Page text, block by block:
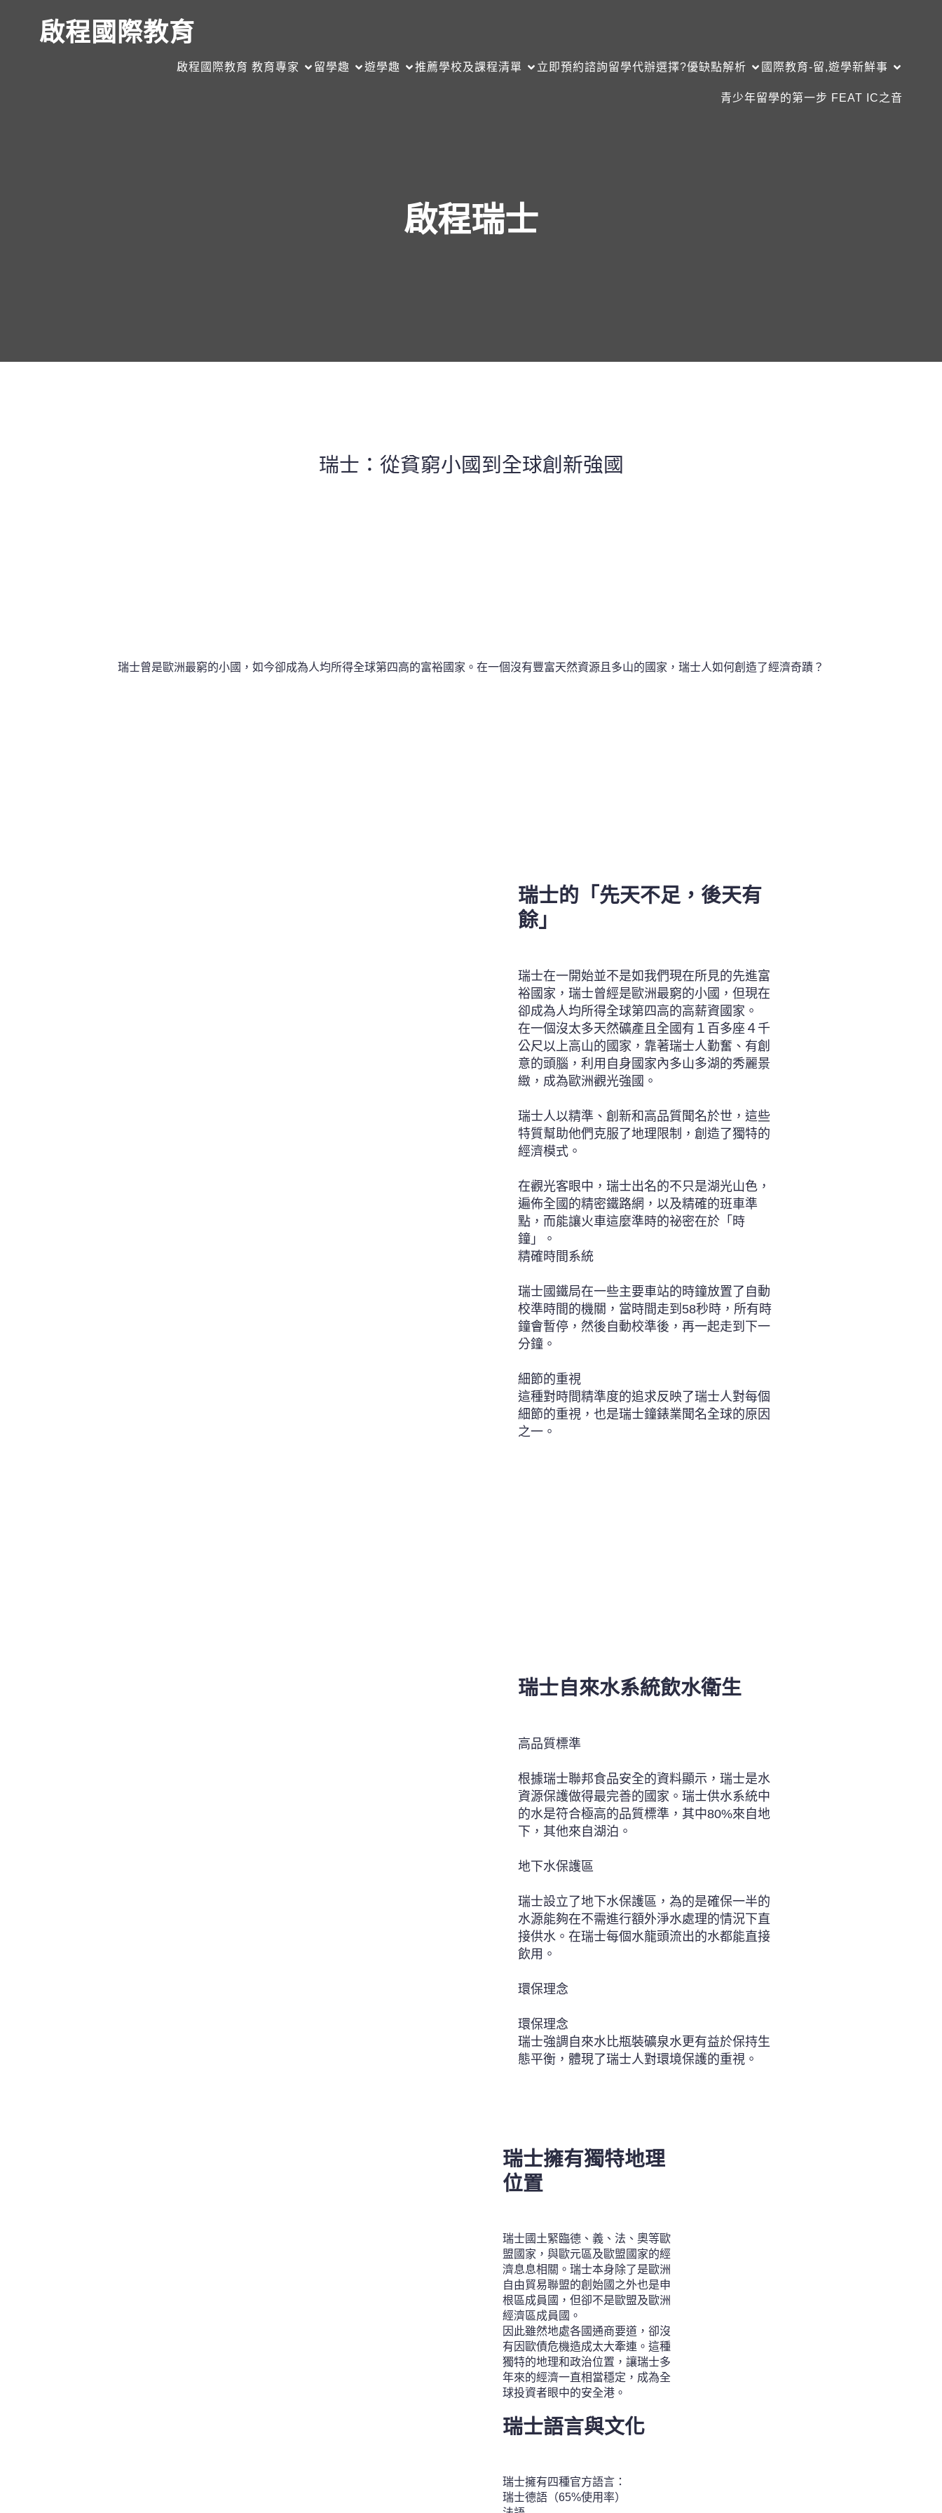
啟程國際教育
啟程國際教育 教育專家 留學趣 遊學趣 推薦學校及課程清單 立即預約諮詢留學代辦選擇?優缺點解析 國際教育-留,遊學新鮮事
青少年留學的第一步 FEAT IC之音
啟程瑞士
瑞士：從貧窮小國到全球創新強國
瑞士曾是歐洲最窮的小國，如今卻成為人均所得全球第四高的富裕國家。在一個沒有豐富天然資源且多山的國家，瑞士人如何創造了經濟奇蹟？
瑞士的「先天不足，後天有
餘」
瑞士在一開始並不是如我們現在所見的先進富
裕國家，瑞士曾經是歐洲最窮的小國，但現在
卻成為人均所得全球第四高的高薪資國家。
在一個沒太多天然礦產且全國有１百多座４千
公尺以上高山的國家，靠著瑞士人勤奮、有創
意的頭腦，利用自身國家內多山多湖的秀麗景
緻，成為歐洲觀光強國。
瑞士人以精準、創新和高品質聞名於世，這些
特質幫助他們克服了地理限制，創造了獨特的
經濟模式。
在觀光客眼中，瑞士出名的不只是湖光山色，
遍佈全國的精密鐵路網，以及精確的班車準
點，而能讓火車這麼準時的祕密在於「時
鐘」。
精確時間系統
瑞士國鐵局在一些主要車站的時鐘放置了自動
校準時間的機關，當時間走到58秒時，所有時
鐘會暫停，然後自動校準後，再一起走到下一
分鐘。
細節的重視
這種對時間精準度的追求反映了瑞士人對每個
細節的重視，也是瑞士鐘錶業聞名全球的原因
之一。
瑞士自來水系統飲水衛生
高品質標準
根據瑞士聯邦食品安全的資料顯示，瑞士是水
資源保護做得最完善的國家。瑞士供水系統中
的水是符合極高的品質標準，其中80%來自地
下，其他來自湖泊。
地下水保護區
瑞士設立了地下水保護區，為的是確保一半的
水源能夠在不需進行額外淨水處理的情況下直
接供水。在瑞士每個水龍頭流出的水都能直接
飲用。
環保理念
環保理念
瑞士強調自來水比瓶裝礦泉水更有益於保持生
態平衡，體現了瑞士人對環境保護的重視。
瑞士擁有獨特地理
位置
瑞士國土緊臨德、義、法、奧等歐
盟國家，與歐元區及歐盟國家的經
濟息息相關。瑞士本身除了是歐洲
自由貿易聯盟的創始國之外也是申
根區成員國，但卻不是歐盟及歐洲
經濟區成員國。
因此雖然地處各國通商要道，卻沒
有因歐債危機造成太大牽連。這種
獨特的地理和政治位置，讓瑞士多
年來的經濟一直相當穩定，成為全
球投資者眼中的安全港。
瑞士語言與文化
瑞士擁有四種官方語言：
瑞士德語（65%使用率）